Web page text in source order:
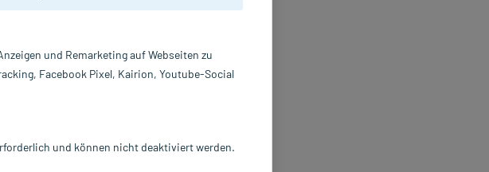
zzgl.Versandkosten
Tropfen
Spenglersan GmbH
Packungsbeilage als PDF
und Remarketing auf Webseiten zu
Facebook Pixel, Kairion, Youtube-Social
und können nicht deaktiviert werden.